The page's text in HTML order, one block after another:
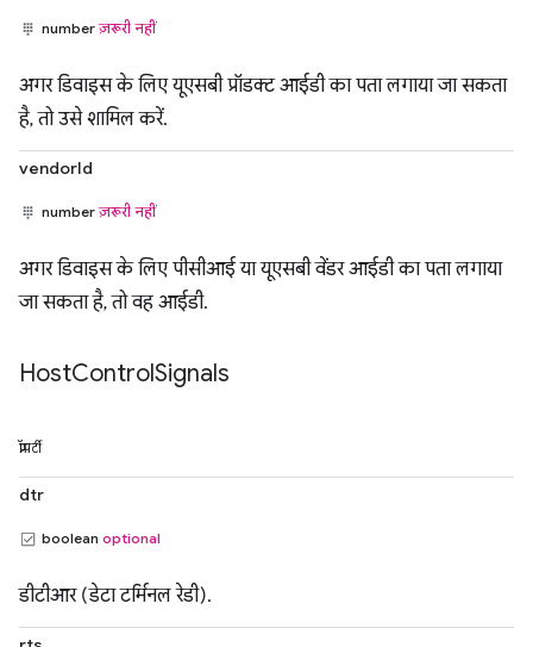
numberज़रूरी नहीं
अगर डिवाइस के लिए यूएसबी प्रॉडक्ट आईडी का पता लगाया जा सकता
है, तो उसे शामिल करें.
vendorId
numberज़रूरी नहीं
अगर डिवाइस के लिए पीसीआई या यूएसबी वेंडर आईडी का पता लगाया
जा सकता है, तो वह आईडी.
HostControlSignals
प्रॉपर्टी
dtr
boolean optional
डीटीआर (डेटा टर्मिनल रेडी).